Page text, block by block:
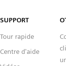
SUPPORT
Tour rapide
Centre d'aide